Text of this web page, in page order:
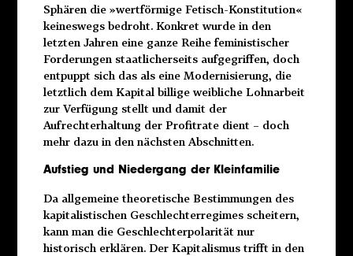
Sphären die »wertförmige Fetisch-Konstitution«
keineswegs bedroht. Konkret wurde in den
letzten Jahren eine ganze Reihe feministischer
Forderungen staatlicherseits aufgegriffen, doch
entpuppt sich das als eine Modernisierung, die
letztlich dem Kapital billige weibliche Lohnarbeit
zur Verfügung stellt und damit der
Aufrechterhaltung der Profitrate dient – doch
mehr dazu in den nächsten Abschnitten.
Aufstieg und Niedergang der Kleinfamilie
Da allgemeine theoretische Bestimmungen des
kapitalistischen Geschlechterregimes scheitern,
kann man die Geschlechterpolarität nur
historisch erklären. Der Kapitalismus trifft in den